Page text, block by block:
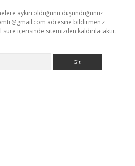
aykırı olduğunu düşündüğünüz
adresine bildirmeniz
içerisinde sitemizden kaldırılacaktır.